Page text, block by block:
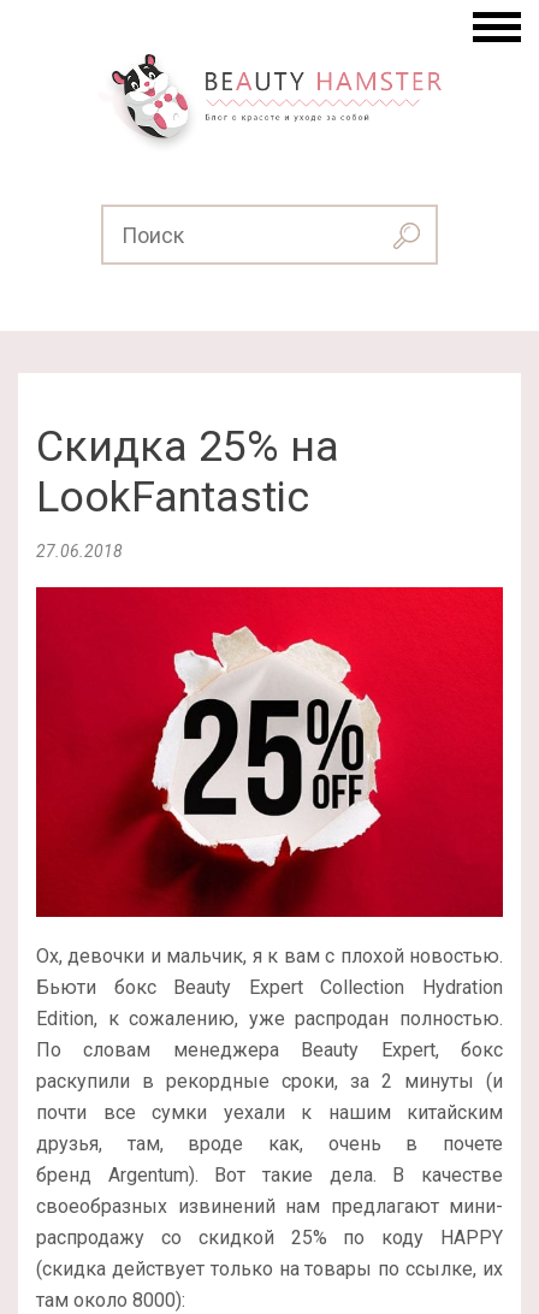
Скидка 25% на
LookFantastic
27.06.2018
Ох, девочки и мальчик, я к вам с плохой новостью.
Бьюти бокс Beauty Expert Collection Hydration
Edition, к сожалению, уже распродан полностью.
По словам менеджера Beauty Expert, бокс
раскупили в рекордные сроки, за 2 минуты (и
почти все сумки уехали к нашим китайским
друзья, там, вроде как, очень в почете
бренд Argentum). Вот такие дела. В качестве
своеобразных извинений нам предлагают мини-
распродажу со скидкой 25% по коду HAPPY
(скидка действует только на товары по ссылке, их
там около 8000):